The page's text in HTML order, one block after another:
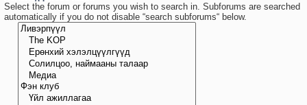
Select the forum or forums you wish to search in. Subforums are searched
automatically if you do not disable “search subforums“ below.